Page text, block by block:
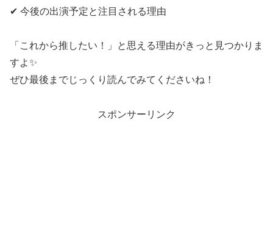
✔ 今後の出演予定と注目される理由
「これから推したい！」と思える理由がきっと見つかりま
すよ✨
ぜひ最後までじっくり読んでみてくださいね！
スポンサーリンク